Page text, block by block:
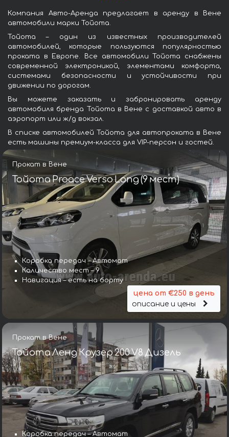
Компания Авто-Аренда предлагает в аренду в Вене
автомобили марки Тойота.
Тойота – один из известных производителей
автомобилей, которые пользуются популярностью
проката в Европе. Все автомобили Тойота снабжены
современной электроникой, элементами комфорта,
системами безопасности и устойчивости при
движении по дорогам.
Вы можете заказать и забронировать аренду
автомобиля бренда Тойота в Вене с доставкой авто в
аэропорт или ж/д вокзал.
В списке автомобилей Тойота для автопроката в Вене
есть машины премиум-класса для VIP-персон и гостей.
Прокат в Вене
Тойота Proace Verso Long (9 мест)
Коробка передач – Автомат
Количество мест – 9
Навигация – есть на борту
цена от €250 в день
описание и цены
Прокат в Вене
Тойота Ленд Крузер 200 V8 Дизель
Коробка передач – Автомат